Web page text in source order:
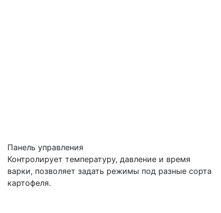
Панель управления
Контролирует температуру, давление и время
варки, позволяет задать режимы под разные сорта
картофеля.